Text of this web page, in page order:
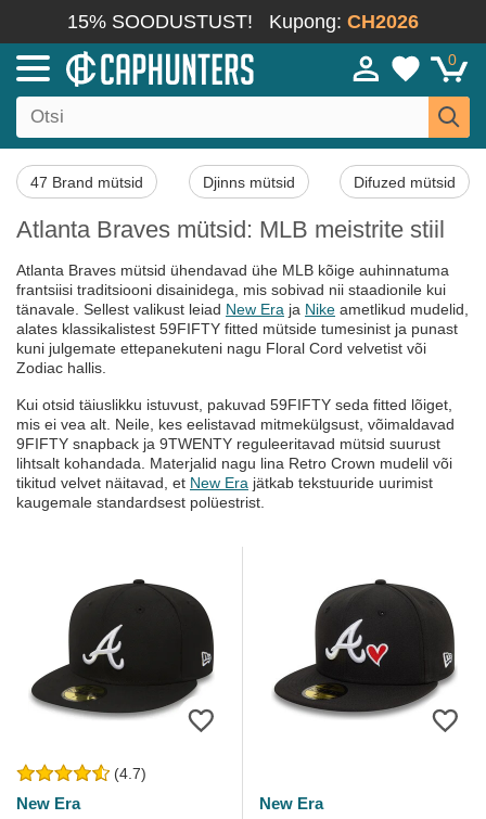
15% SOODUSTUST! Kupong: CH2026
0
47 Brand mütsid Djinns mütsid Difuzed mütsid
Atlanta Braves mütsid: MLB meistrite stiil
Atlanta Braves mütsid ühendavad ühe MLB kõige auhinnatuma
frantsiisi traditsiooni disainidega, mis sobivad nii staadionile kui
tänavale. Sellest valikust leiad New Era ja Nike ametlikud mudelid,
alates klassikalistest 59FIFTY fitted mütside tumesinist ja punast
kuni julgemate ettepanekuteni nagu Floral Cord velvetist või
Zodiac hallis.
Kui otsid täiuslikku istuvust, pakuvad 59FIFTY seda fitted lõiget,
mis ei vea alt. Neile, kes eelistavad mitmekülgsust, võimaldavad
9FIFTY snapback ja 9TWENTY reguleeritavad mütsid suurust
lihtsalt kohandada. Materjalid nagu lina Retro Crown mudelil või
tikitud velvet näitavad, et New Era jätkab tekstuuride uurimist
kaugemale standardsest polüestrist.
(4.7)
New Era
New Era